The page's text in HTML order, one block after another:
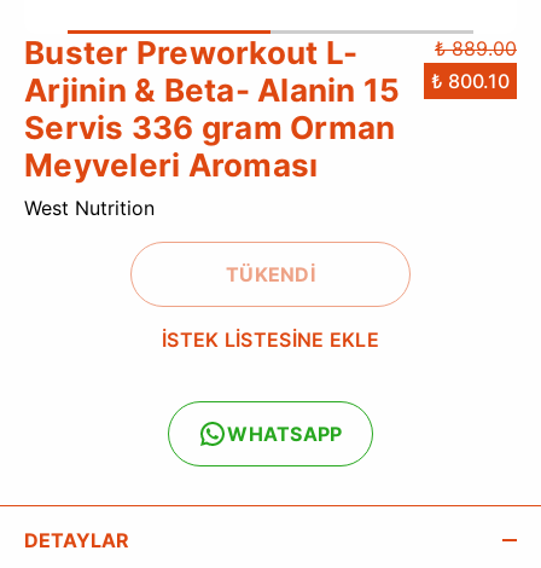
Buster Preworkout L-
Arjinin & Beta- Alanin 15
Servis 336 gram Orman
Meyveleri Aroması
₺ 889.00
₺ 800.10
West Nutrition
TÜKENDİ
İSTEK LİSTESİNE EKLE
WHATSAPP
DETAYLAR